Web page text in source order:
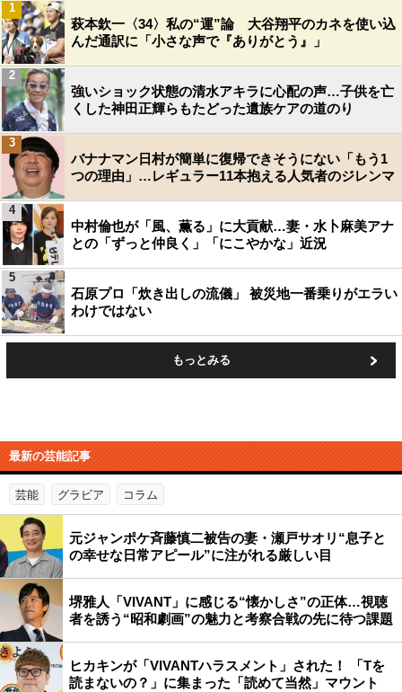
萩本欽一〈34〉私の“運”論 大谷翔平のカネを使い込
んだ通訳に「小さな声で『ありがとう』」
1
強いショック状態の清水アキラに心配の声…子供を亡
くした神田正輝らもたどった遺族ケアの道のり
2
バナナマン日村が簡単に復帰できそうにない「もう1
つの理由」…レギュラー11本抱える人気者のジレンマ
3
中村倫也が「風、薫る」に大貢献…妻・水卜麻美アナ
との「ずっと仲良く」「にこやかな」近況
4
石原プロ「炊き出しの流儀」 被災地一番乗りがエラい
わけではない
5
もっとみる
最新の芸能記事
芸能 グラビア コラム
元ジャンポケ斉藤慎二被告の妻・瀬戸サオリ“息子と
の幸せな日常アピール”に注がれる厳しい目
堺雅人「VIVANT」に感じる“懐かしさ”の正体…視聴
者を誘う“昭和劇画”の魅力と考察合戦の先に待つ課題
ヒカキンが「VIVANTハラスメント」された！ 「Tを
読まないの？」に集まった「読めて当然」マウント